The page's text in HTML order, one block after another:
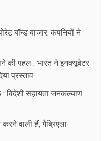
बॉन्ड बाजार, कंपनियों ने
की पहल : भारत ने इनक्यूबेटर
प्रस्ताव
सहायता जनकल्याण
करने वाली हैं, गैब्रिएला